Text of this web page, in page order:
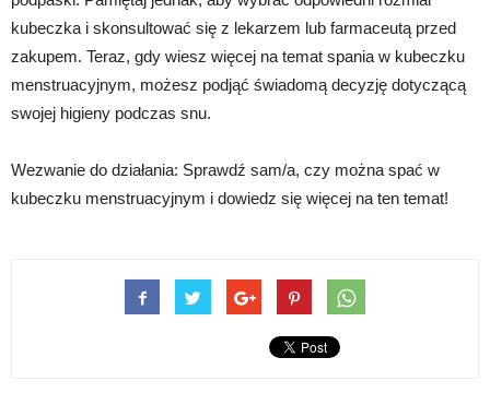
kubeczka i skonsultować się z lekarzem lub farmaceutą przed
zakupem. Teraz, gdy wiesz więcej na temat spania w kubeczku
menstruacyjnym, możesz podjąć świadomą decyzję dotyczącą
swojej higieny podczas snu.
Wezwanie do działania: Sprawdź sam/a, czy można spać w
kubeczku menstruacyjnym i dowiedz się więcej na ten temat!